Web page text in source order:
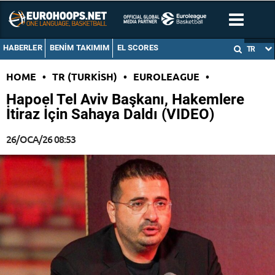
HABERLER BENIM TAKIMIM EL SCORES TR
HOME • TR (TURKISH) • EUROLEAGUE •
Hapoel Tel Aviv Başkanı, Hakemlere
İtiraz İçin Sahaya Daldı (VIDEO)
26/OCA/26 08:53